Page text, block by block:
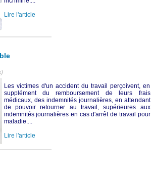
Lire l'article
Les victimes d'un accident du travail perçoivent, en
supplément du remboursement de leurs frais
médicaux, des indemnités journalières, en attendant
de pouvoir retourner au travail, supérieures aux
indemnités journalières en cas d'arrêt de travail pour
maladie....
Lire l'article